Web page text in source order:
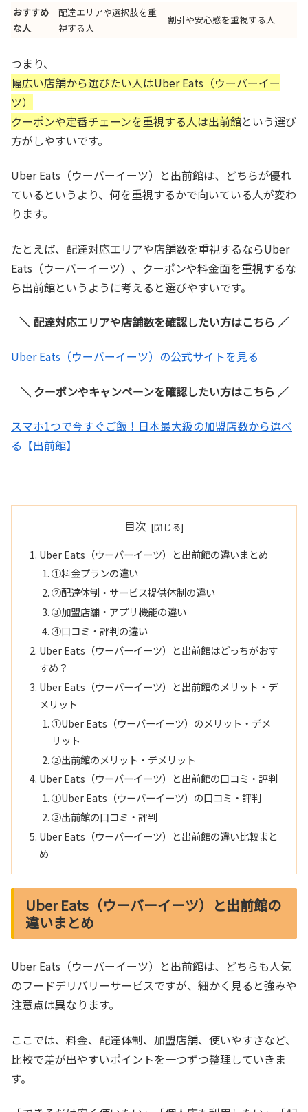
おすすめ
な人
配達エリアや選択肢を重
視する人
割引や安心感を重視する人
つまり、
幅広い店舗から選びたい人はUber Eats（ウーバーイー
ツ）
クーポンや定番チェーンを重視する人は出前館という選び
方がしやすいです。
Uber Eats（ウーバーイーツ）と出前館は、どちらが優れ
ているというより、何を重視するかで向いている人が変わ
ります。
たとえば、配達対応エリアや店舗数を重視するならUber
Eats（ウーバーイーツ）、クーポンや料金面を重視するな
ら出前館というように考えると選びやすいです。
＼ 配達対応エリアや店舗数を確認したい方はこちら ／
Uber Eats（ウーバーイーツ）の公式サイトを見る
＼ クーポンやキャンペーンを確認したい方はこちら ／
スマホ1つで今すぐご飯！日本最大級の加盟店数から選べ
る【出前館】
目次
Uber Eats（ウーバーイーツ）と出前館の違いまとめ
①料金プランの違い
②配達体制・サービス提供体制の違い
③加盟店舗・アプリ機能の違い
④口コミ・評判の違い
Uber Eats（ウーバーイーツ）と出前館はどっちがおす
すめ？
Uber Eats（ウーバーイーツ）と出前館のメリット・デ
メリット
①Uber Eats（ウーバーイーツ）のメリット・デメ
リット
②出前館のメリット・デメリット
Uber Eats（ウーバーイーツ）と出前館の口コミ・評判
①Uber Eats（ウーバーイーツ）の口コミ・評判
②出前館の口コミ・評判
Uber Eats（ウーバーイーツ）と出前館の違い比較まと
め
Uber Eats（ウーバーイーツ）と出前館の
違いまとめ
Uber Eats（ウーバーイーツ）と出前館は、どちらも人気
のフードデリバリーサービスですが、細かく見ると強みや
注意点は異なります。
ここでは、料金、配達体制、加盟店舗、使いやすさなど、
比較で差が出やすいポイントを一つずつ整理していきま
す。